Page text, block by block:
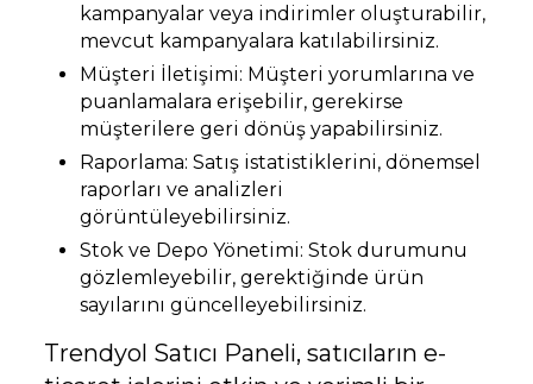
kampanyalar veya indirimler oluşturabilir,
mevcut kampanyalara katılabilirsiniz.
Müşteri İletişimi: Müşteri yorumlarına ve
puanlamalara erişebilir, gerekirse
müşterilere geri dönüş yapabilirsiniz.
Raporlama: Satış istatistiklerini, dönemsel
raporları ve analizleri
görüntüleyebilirsiniz.
Stok ve Depo Yönetimi: Stok durumunu
gözlemleyebilir, gerektiğinde ürün
sayılarını güncelleyebilirsiniz.
Trendyol Satıcı Paneli, satıcıların e-